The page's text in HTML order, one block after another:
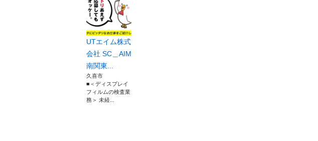
UTエイム株式
会社 SC＿AIM
南関東...
久喜市
■＜ディスプレイ
フィルムの検査業
務＞ 未経...